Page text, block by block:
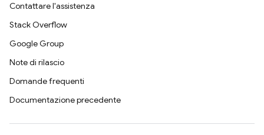
Contattare l'assistenza
Stack Overflow
Google Group
Note di rilascio
Domande frequenti
Documentazione precedente